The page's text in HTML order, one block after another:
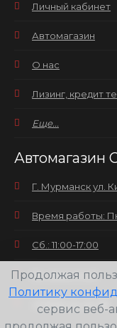
Личный кабинет
Автомагазин
О нас
Лизинг, кредит
Еще...
Автомагазин
Г. Мурманск ул.
Время работы:
Сб.: 11:00-17:00
Вс.: выходной
+7(8152) 25-30-58
Продолжая
Политику
сервис веб-